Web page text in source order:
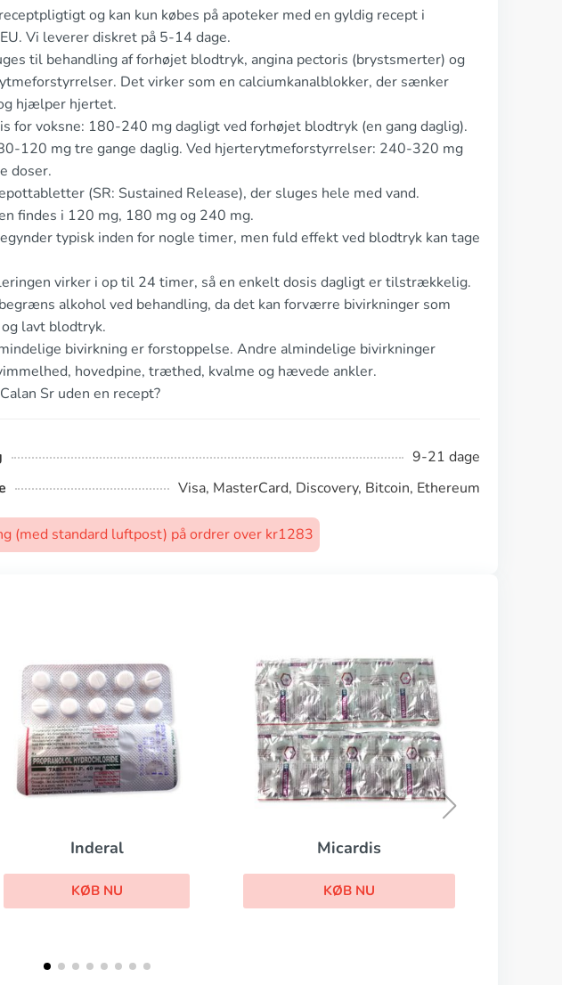
og kan kun købes på apoteker med en gyldig recept i
Vi leverer diskret på 5-14 dage.
til behandling af forhøjet blodtryk, angina pectoris (brystsmerter) og
Det virker som en calciumkanalblokker, der sænker
hjælper hjertet.
for voksne: 180-240 mg dagligt ved forhøjet blodtryk (en gang daglig).
120 mg tre gange daglig. Ved hjerterytmeforstyrrelser: 240-320 mg
doser.
(SR: Sustained Release), der sluges hele med vand.
findes i 120 mg, 180 mg og 240 mg.
typisk inden for nogle timer, men fuld effekt ved blodtryk kan tage
virker i op til 24 timer, så en enkelt dosis dagligt er tilstrækkelig.
alkohol ved behandling, da det kan forværre bivirkninger som
lavt blodtryk.
bivirkning er forstoppelse. Andre almindelige bivirkninger
hovedpine, træthed, kvalme og hævede ankler.
Sr uden en recept?
9-21 dage
Visa, MasterCard, Discovery, Bitcoin, Ethereum
(med standard luftpost) på ordrer over kr1283
Micardis
KØB NU
Minoxidil